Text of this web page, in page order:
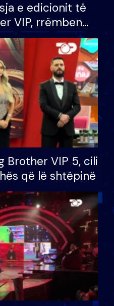
e edicionit të
VIP, rrëmben
100 mijë eurosh
Brother VIP 5, cili
që lë shtëpinë